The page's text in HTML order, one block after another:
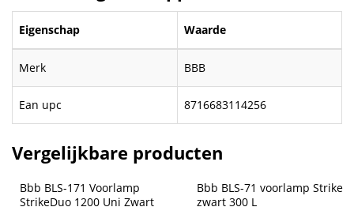
Eigenschap Waarde
Merk BBB
Ean upc 8716683114256
Vergelijkbare producten
Bbb BLS-171 Voorlamp
StrikeDuo 1200 Uni Zwart
Bbb BLS-71 voorlamp Strike
zwart 300 L